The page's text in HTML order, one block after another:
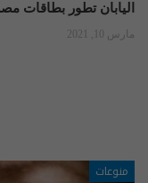
اليابان تطور بطاقات
مارس 10, 2021
منوعات